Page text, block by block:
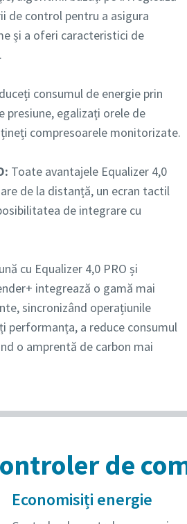
de control pentru a asigura
și a oferi caracteristici de
consumul de energie prin
presiune, egalizați orele de
compresoarele monitorizate.
Toate avantajele Equalizer 4,0
de la distanță, un ecran tactil
de integrare cu
cu Equalizer 4,0 PRO și
integrează o gamă mai
sincronizând operațiunile
performanța, a reduce consumul
o amprentă de carbon mai
de
Economisiți energie